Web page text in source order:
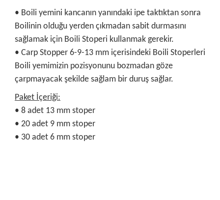
• Boili yemini kancanın yanındaki ipe taktıktan sonra
Boilinin olduğu yerden çıkmadan sabit durmasını
sağlamak için Boili Stoperi kullanmak gerekir.
• Carp Stopper 6-9-13 mm içerisindeki Boili Stoperleri
Boili yemimizin pozisyonunu bozmadan göze
çarpmayacak şekilde sağlam bir duruş sağlar.
Paket İçeriği:
• 8 adet 13 mm stoper
• 20 adet 9 mm stoper
• 30 adet 6 mm stoper